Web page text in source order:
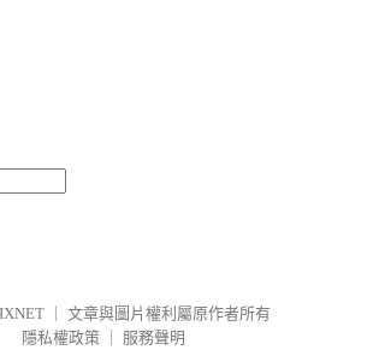
文章與圖片權利屬原作者所有
隱私權政策
服務聲明